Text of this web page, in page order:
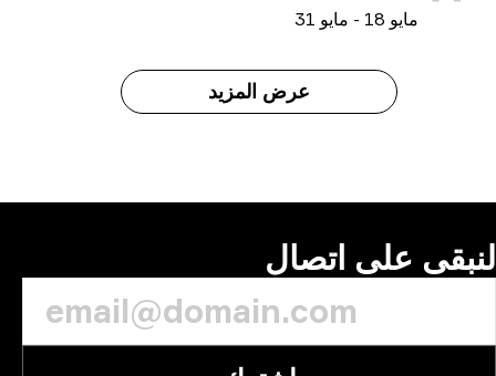
ايو 18
-م ايو 31
عرض المزيد
على اتصال